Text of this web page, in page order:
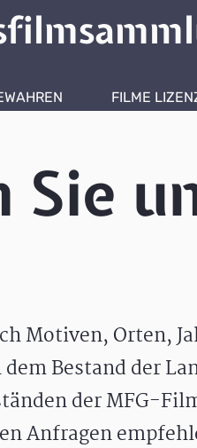
FILME
Sie
Motiven, Orten,
Bestand der
der MFG-
Anfragen